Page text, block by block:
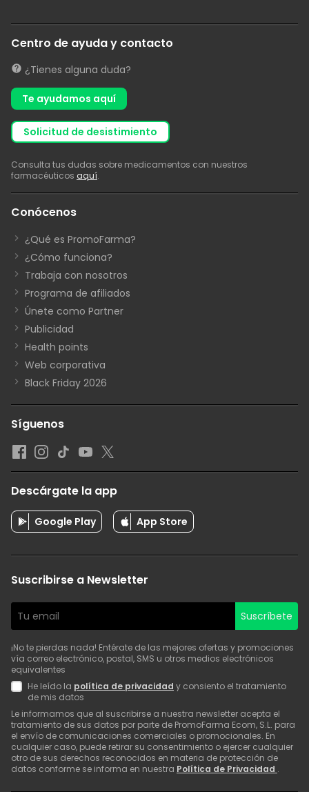
Centro de ayuda y contacto
¿Tienes alguna duda?
Te ayudamos aquí
solicitud de desistimiento
Consulta tus dudas sobre medicamentos con nuestros
farmacéuticos aquí.
Conócenos
¿Qué es PromoFarma?
¿Cómo funciona?
Trabaja con nosotros
Programa de afiliados
Únete como Partner
Publicidad
Health points
Web corporativa
Black Friday 2026
Síguenos
Descárgate la app
Google Play App Store
Suscribirse a Newsletter
Suscríbete
¡No te pierdas nada! Entérate de las mejores ofertas y promociones
vía correo electrónico, postal, SMS u otros medios electrónicos
equivalentes
He leído la política de privacidad y consiento el tratamiento
de mis datos
Le informamos que al suscribirse a nuestra newsletter acepta el
tratamiento de sus datos por parte de PromoFarma Ecom, S.L. para
el envío de comunicaciones comerciales o promocionales. En
cualquier caso, puede retirar su consentimiento o ejercer cualquier
otro de sus derechos reconocidos en materia de protección de
datos conforme se informa en nuestra Política de Privacidad .